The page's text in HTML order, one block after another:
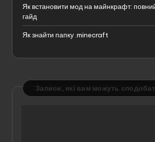
Як встановити мод на майнкрафт:
гайд
Як знайти папку .minecraft
Записи, які вам можуть